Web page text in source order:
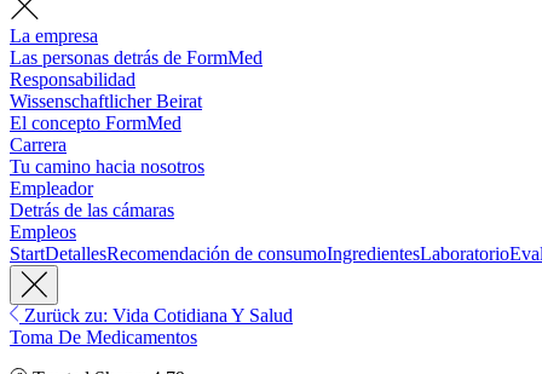
La empresa
Las personas detrás de FormMed
Responsabilidad
Wissenschaftlicher Beirat
El concepto FormMed
Carrera
Tu camino hacia nosotros
Empleador
Detrás de las cámaras
Empleos
StartDetallesRecomendación de consumoIngredientesLaboratorio
Zurück zu: Vida Cotidiana Y Salud
Toma De Medicamentos